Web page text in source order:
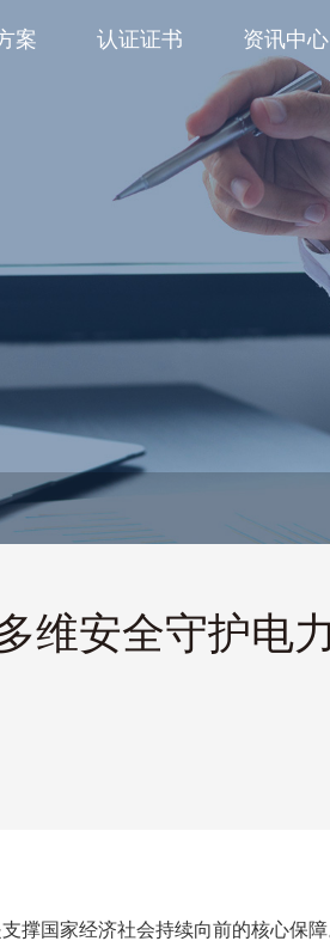
案 认证证书 资讯中心
维安全守护电
撑国家经济社会持续向前的核心保